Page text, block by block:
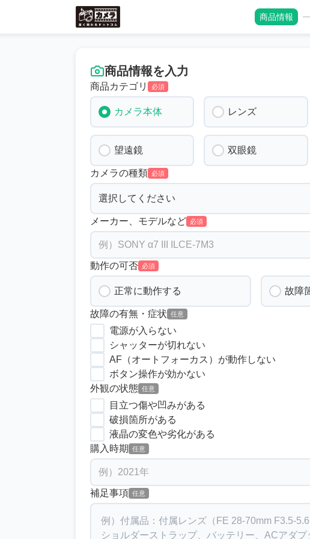
商品情報
商品情報を入力
商品カテゴリ 必須
カメラ本体 レンズ
望遠鏡 双眼鏡
カメラの種類 必須
メーカー、モデルなど 必須
動作の可否 必須
正常に動作する 故障
故障の有無・症状 任意
電源が入らない
シャッターが切れない
AF（オートフォーカス）が動作しない
ボタン操作が効かない
外観の状態 任意
目立つ傷や凹みがある
破損箇所がある
液晶の変色や劣化がある
購入時期
任意
補足事項 任意